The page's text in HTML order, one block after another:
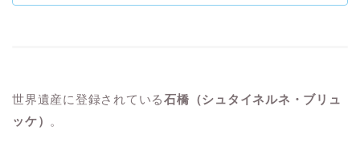
世界遺産に登録されている石橋（シュタイネルネ・ブリュ
ッケ）
。